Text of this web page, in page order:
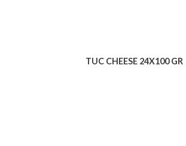
TUC CHEESE 24X100 GR